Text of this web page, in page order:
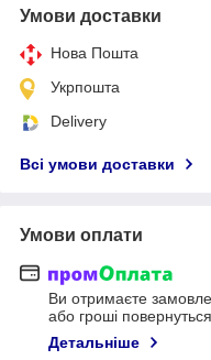
Умови доставки
Нова Пошта
Укрпошта
Delivery
Всі умови доставки
Умови оплати
Ви отримаєте
або гроші
Детальніше